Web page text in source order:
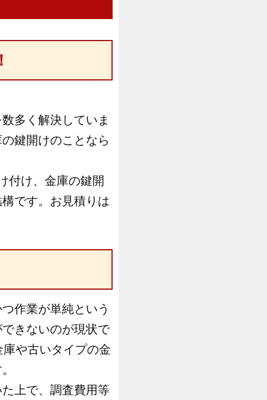
多く解決していま
鍵開けのことなら
付け、金庫の鍵開
です。お見積りは
作業が単純という
きないのが現状で
や古いタイプの金
上で、調査費用等